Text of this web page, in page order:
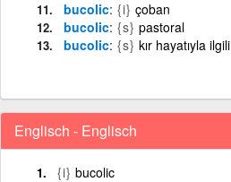
bucolic {i} çoban
bucolic {s} pastoral
bucolic {s} kır hayatıyla ilgili
Englisch - Englisch
{i} bucolic